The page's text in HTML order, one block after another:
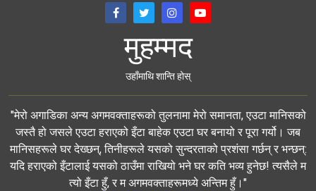
मुहम्मद
उहाँमाथि शान्ति होस्
"मेरो अगाडिका अन्य अगमवक्ताहरूको तुलनामा मेरो समानता, एउटा मानिसको
जस्तै हो जसले एउटा हराएको इँटा बाहेक एउटा घर बनायो र पूरा गर्यो। जब
मानिसहरूले घर देख्छन्, तिनीहरूले यसको सुन्दरताको प्रशंसा गर्छन् र भन्छन्:
यदि हराएको इँटालाई यसको ठाउँमा राखियो भने घर कति भव्य हुनेछ! त्यसैले म
त्यो इँटा हुँ, र म अगमवक्ताहरूमध्ये अन्तिम हुँ।"